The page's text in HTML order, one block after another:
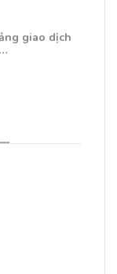
giao dịch